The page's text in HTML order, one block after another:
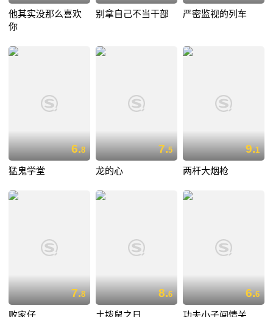
他其实没那么喜欢
你
别拿自己不当干部 严密监视的列车
6.8
猛鬼学堂
7.5
龙的心
9.1
两杆大烟枪
7.8 8.6 6.6